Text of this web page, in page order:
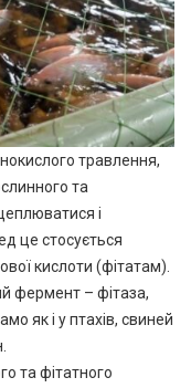
травлення,
та
і
це стосується
кислоти (фітатам).
фермент – фітаза,
як і у птахів, свиней
та фітатного